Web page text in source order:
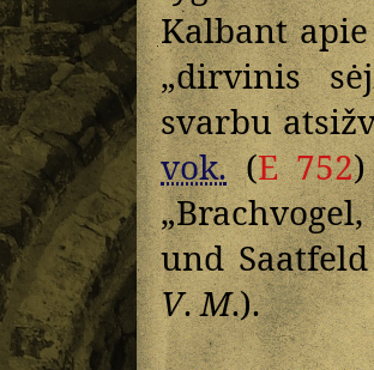
Kalbant
„dirvinis
svarbu
vok.(E 752
und
V.M.).